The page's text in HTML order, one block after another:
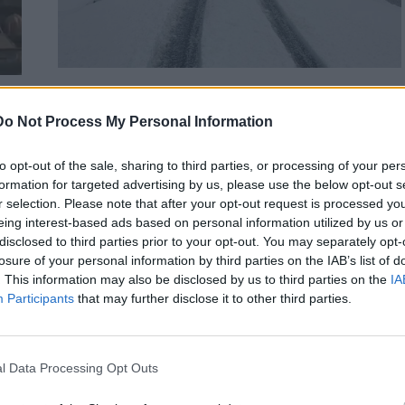
Not Process My Personal Information
opt-out of the sale, sharing to third parties, or processing of your
for targeted advertising by us, please use the below opt-out
selection. Please note that after your opt-out request is processed
interest-based ads based on personal information utilized by us
to third parties prior to your opt-out. You may separately
of your personal information by third parties on the IAB’s list of
This information may also be disclosed by us to third parties on the
Participants that may further disclose it to other third parties.
Data Processing Opt Outs
Τρεις νεαροί εγκλωβίστηκαν στον
Επιχείρηση για τρεις άνδρες που εγκλωβίστηκαν στα χιόνια,
στον Ψηλορείτη, στήθηκε τα ξημερώματα της
Δευτέρας(30/03). Το όχημα των…
Newsroom 30 Μαρτίου, 2026